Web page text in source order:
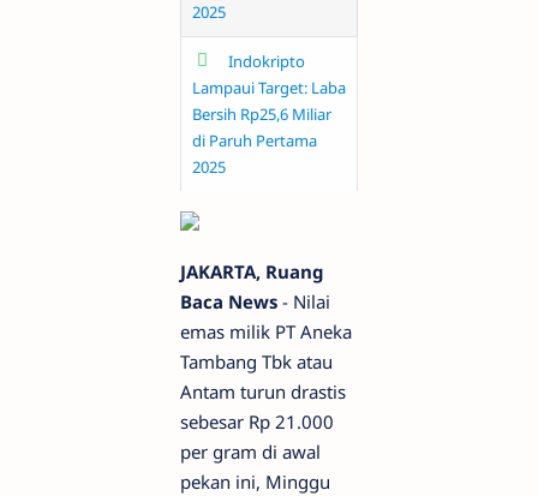
2025
Indokripto
Lampaui Target: Laba
Bersih Rp25,6 Miliar
di Paruh Pertama
2025
JAKARTA, Ruang
Baca News - Nilai
emas milik PT Aneka
Tambang Tbk atau
Antam turun drastis
sebesar Rp 21.000
per gram di awal
pekan ini, Minggu